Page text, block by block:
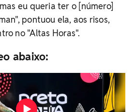
eu queria ter o [número]
pontuou ela, aos risos,
no "Altas Horas".
abaixo: